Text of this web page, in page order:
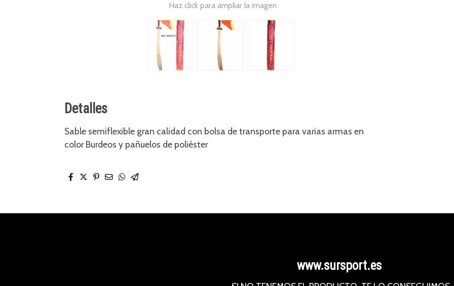
Haz click para ampliar la imagen
Detalles
Sable semiflexible gran calidad con bolsa de transporte para varias armas en
color Burdeos y pañuelos de poliéster
www.sursport.es